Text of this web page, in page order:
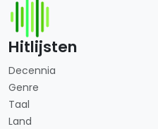
Hitlijsten
Decennia
Genre
Taal
Land